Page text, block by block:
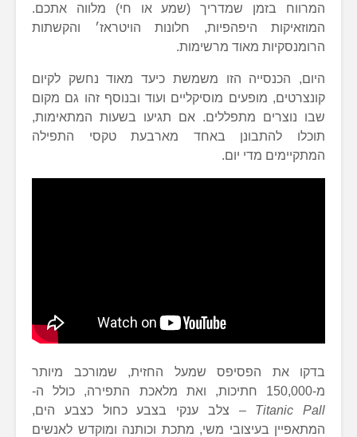
המרווח בזמן שמדריך (שמע או חי) מלווה אתכם.
המוזאיקות היפהפיות, חלונות הויטראז׳ והקשתות
הרומנסקיות מאוד מרשימות.
היום, הכנסייה הזו משמשת כיעד מאוד נחשק לקיום
קונצרטים, מופעים מוסיקליים ועוד ובנוסף זהו גם מקום
שבו נוצרים מתפללים. אם תגיעו בשעות המתאימות,
תוכלו להתבונן באחד מארבעת טקסי התפילה
המתקיימים מדי יום.
בדקו את הפסיפס שמעל החזית, שמורכב מיותר
מ-150,000 חתיכות, ואת מלאכת התפירה, כולל ה-
Titanic Pall – צלב ענקי בצבע כחול כצבע הים,
המתאפיין בעיצובי משי, מתכת וכותנה ומוקדש לאנשים